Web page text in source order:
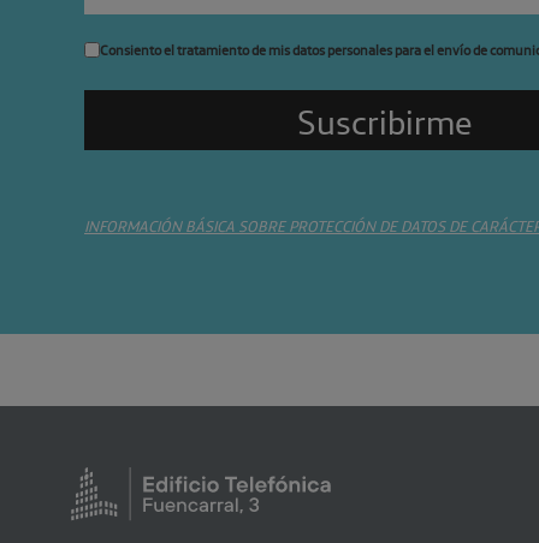
Consiento el tratamiento de mis datos personales para el envío de
INFORMACIÓN BÁSICA SOBRE PROTECCIÓN DE DATOS DE